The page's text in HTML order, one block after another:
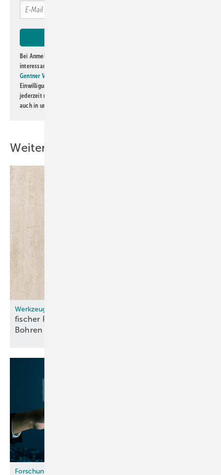
Bei Anmeldung zu diesem Newsletter bin ich damit einverstanden, über
interessante Verlags- und Online-Angebote
Gentner Verlag GmbH & Co. KG
Einwilligung kann ich jederzeit widerrufen und eine Abmeldung ist
jederzeit möglich. Informationen zum Umgang mit Daten finden Sie
auch in unserer
Weitere Inhalte
Werkzeuge
fischer FHD II: Hohl­boh­rer für staub­frei­es
Boh­ren
Forschung & Entwicklung